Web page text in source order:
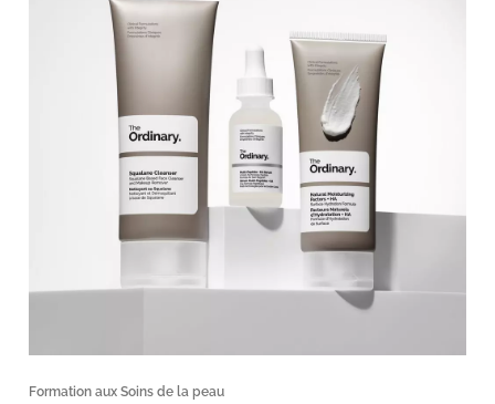
Formation aux Soins de la peau